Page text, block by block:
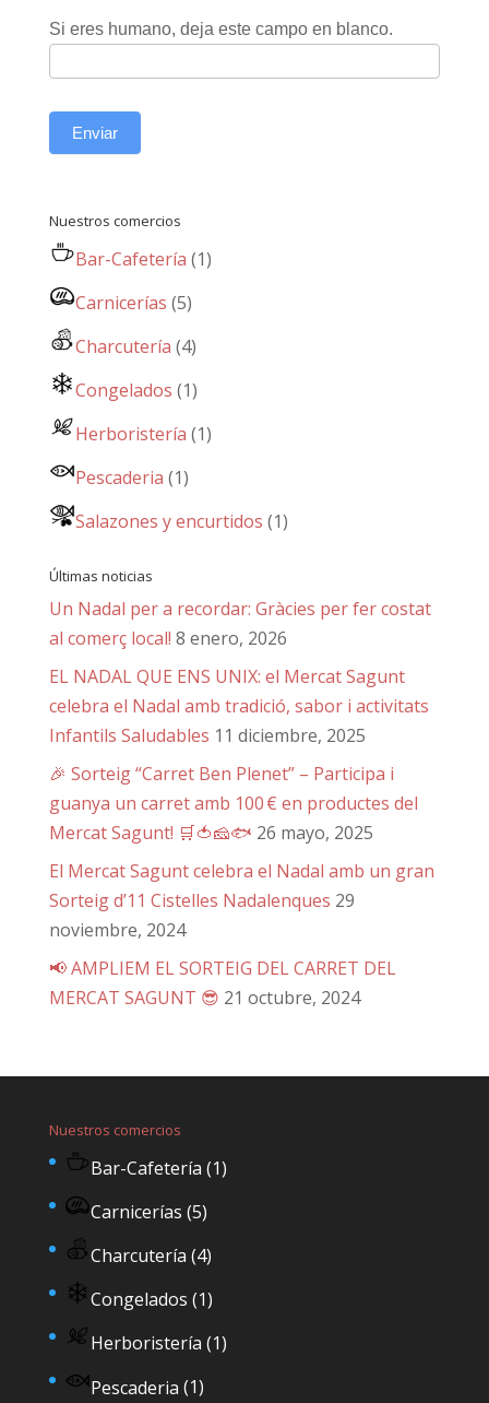
Si eres humano, deja este campo en blanco.
Enviar
Nuestros comercios
Bar-Cafetería (1)
Carnicerías (5)
Charcutería (4)
Congelados (1)
Herboristería (1)
Pescaderia (1)
Salazones y encurtidos (1)
Últimas noticias
Un Nadal per a recordar: Gràcies per fer costat
al comerç local! 8 enero, 2026
EL NADAL QUE ENS UNIX: el Mercat Sagunt
celebra el Nadal amb tradició, sabor i activitats
Infantils Saludables 11 diciembre, 2025
🎉 Sorteig “Carret Ben Plenet” – Participa i
guanya un carret amb 100 € en productes del
Mercat Sagunt! 🛒🍅🧀🐟 26 mayo, 2025
El Mercat Sagunt celebra el Nadal amb un gran
Sorteig d’11 Cistelles Nadalenques 29
noviembre, 2024
📢 AMPLIEM EL SORTEIG DEL CARRET DEL
MERCAT SAGUNT 😎 21 octubre, 2024
Nuestros comercios
Bar-Cafetería (1)
Carnicerías (5)
Charcutería (4)
Congelados (1)
Herboristería (1)
Pescaderia (1)